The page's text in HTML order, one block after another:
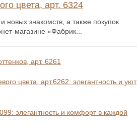
цвета, арт. 6324
новых знакомств, а также покупок
магазине «Фабрик...
арт. 6261
цвета, арт.6262: элегантность и уют
элегантность и комфорт в каждой